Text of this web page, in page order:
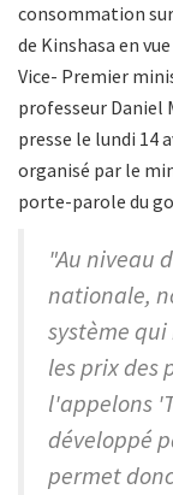
consommation
de Kinshasa en
Vice- Premier
professeur Daniel
presse le lundi 14
organisé par le
porte-parole du
"Au niveau
nationale,
système
les prix des
l'appelons
développé
permet